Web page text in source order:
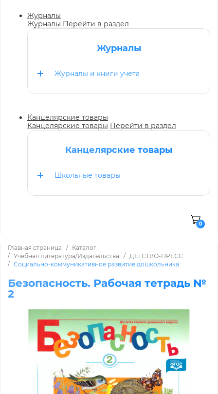
Журналы
Журналы Перейти в раздел
Журналы
Журналы и книги учета
Канцелярские товары
Канцелярские товары Перейти в раздел
Канцелярские товары
Школьные товары
0
Главная страница
Каталог
Учебная литература/Издательства
ДЕТСТВО-ПРЕСС
Социально-коммуникативное развитие дошкольника
Безопасность. Рабочая тетрадь №
2